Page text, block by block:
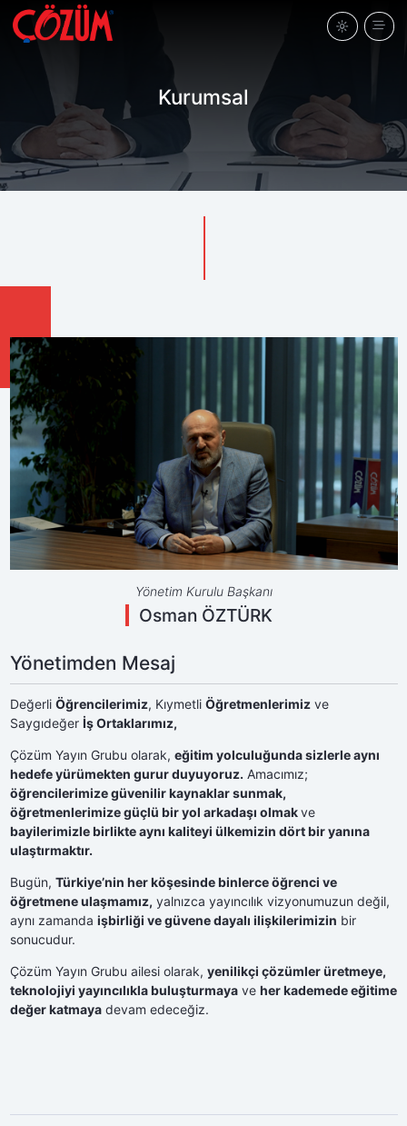
Kurumsal
Yönetim Kurulu Başkanı
Osman ÖZTÜRK
Yönetimden Mesaj
Değerli Öğrencilerimiz, Kıymetli Öğretmenlerimizve
Saygıdeğer İş Ortaklarımız,
Çözüm Yayın Grubu olarak, eğitim yolculuğunda sizlerle aynı
hedefe yürümekten gurur duyuyoruz. Amacımız;
öğrencilerimize güvenilir kaynaklar sunmak,
öğretmenlerimize güçlü bir yol arkadaşı olmakve
bayilerimizle birlikte aynı kaliteyi ülkemizin dört bir yanına
ulaştırmaktır.
Bugün, Türkiye’nin her köşesinde binlerce öğrenci ve
öğretmene ulaşmamız, yalnızca yayıncılık vizyonumuzun değil,
aynı zamanda işbirliği ve güvene dayalı ilişkilerimizin bir
sonucudur.
Çözüm Yayın Grubu ailesi olarak, yenilikçi çözümler üretmeye,
teknolojiyi yayıncılıkla buluşturmayave her kademede eğitime
değer katmayadevam edeceğiz.